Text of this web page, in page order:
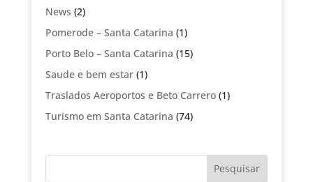
News (2)
Pomerode – Santa Catarina (1)
Porto Belo – Santa Catarina (15)
Saude e bem estar(1)
Traslados Aeroportos e Beto Carrero(1)
Turismo em Santa Catarina (74)